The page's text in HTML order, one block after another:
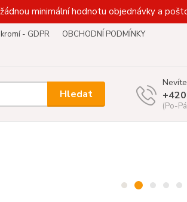
minimální hodnotu objednávky a
- GDPR
OBCHODNÍ PODMÍNKY
Hledat
(Po-